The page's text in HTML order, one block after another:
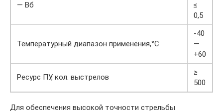
— Вб
≤
0,5
Температурный диапазон применения,°C
-40
—
+60
Ресурс ПУ, кол. выстрелов
≥
500
Для обеспечения высокой точности стрельбы